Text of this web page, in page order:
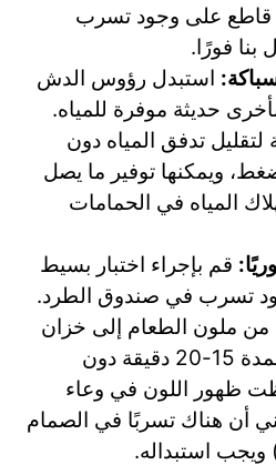
قاطع على وجود تسرب
بنا فورًا.
استبدل رؤوس الدش
حديثة موفرة للمياه.
تدفق المياه دون
ويمكنها توفير ما يصل
المياه في الحمامات
قم بإجراء اختبار بسيط
تسرب في صندوق الطرد.
ملون الطعام إلى خزان
المرحاض وانتظر لمدة 15-20 دقيقة دون
ظهور اللون في وعاء
أن هناك تسربًا في الصمام
استبداله.